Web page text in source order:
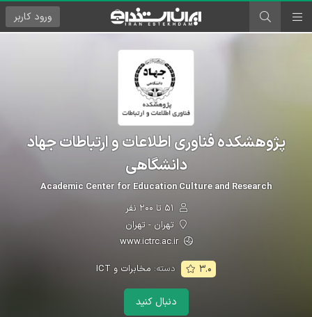
ورود کاربر
پژوهشکده فناوری اطلاعات و ارتباطات جهاد
دانشگاهی
Academic Center for Education Culture and Research
تهران - تهران
www.ictrc.ac.ir
۳.۰ دسته: مخابرات و ICT
دنبال کنید